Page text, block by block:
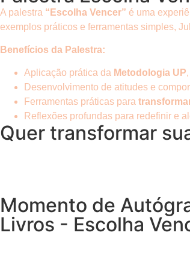
A palestra “Escolha Vencer” é uma
exemplos práticos e ferramentas simples,
Benefícios da Palestra:
Aplicação prática da Metodologia UP
Desenvolvimento de atitudes e
Ferramentas práticas para
Reflexões profundas para redefinir e
Quer transformar
Momento de
Livros - Escolha